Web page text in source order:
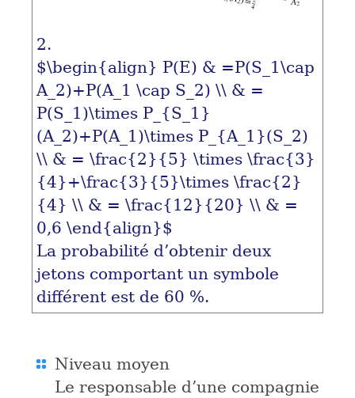
2.
$\begin{align} P(E) & =P(S_1\cap
A_2)+P(A_1 \cap S_2) \\ & =
P(S_1)\times P_{S_1}
(A_2)+P(A_1)\times P_{A_1}(S_2)
\\ & = \frac{2}{5} \times \frac{3}
{4}+\frac{3}{5}\times \frac{2}
{4} \\ & = \frac{12}{20} \\ & =
0,6 \end{align}$
La probabilité d’obtenir deux
jetons comportant un symbole
différent est de 60 %.
Niveau moyen
Le responsable d’une compagnie